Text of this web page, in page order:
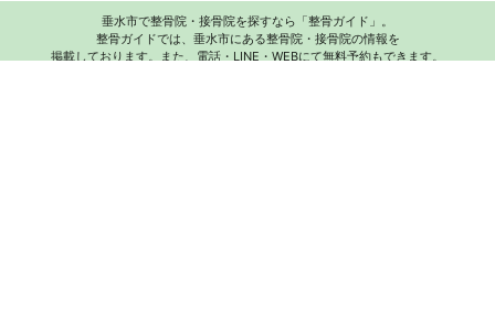
垂水市で整骨院・接骨院を探すなら「整骨ガイド」。
整骨ガイドでは、垂水市にある整骨院・接骨院の情報を
掲載しております。また、電話・LINE・WEBにて無料予約もできます。